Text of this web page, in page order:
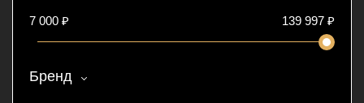
7 000 ₽ 139 997 ₽
Бренд